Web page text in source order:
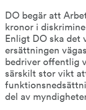
DO begär att
kronor i
Enligt DO ska det
ersättningen
bedriver offentlig
särskilt stor vikt
del av